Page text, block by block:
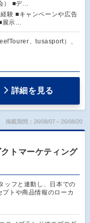
） ■デ…
験 ■キャンペーンや広告
展示…
、tusasport）、
詳細を見る
掲載期間：26/08/07～26/08/20
トマーケティング
ッフと連動し、日本での
トや商品情報のローカ